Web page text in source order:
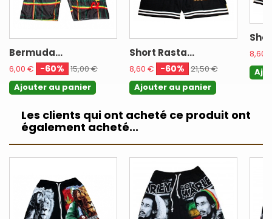
Bermuda...
6,00 € -60% 15,00 €
Ajouter au panier
Short Rasta...
8,60 € -60% 21,50 €
Ajouter au panier
8,60
Les clients qui ont acheté ce produit ont
également acheté...